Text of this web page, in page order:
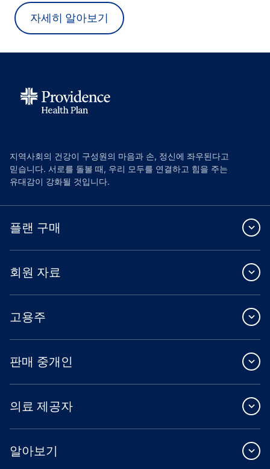
자세히 알아보기
지역사회의 건강이 구성원의 마음과 손, 정신에 좌우된다고
믿습니다. 서로를 돌볼 때, 우리 모두를 연결하고 힘을 주는
유대감이 강화될 것입니다.
플랜 구매
회원 자료
고용주
판매 중개인
의료 제공자
알아보기